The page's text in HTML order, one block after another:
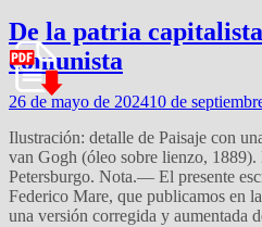
De la patria
comunista
26 de mayo de 202410 de
Ilustración: detalle de Paisaje con
van Gogh (óleo sobre lienzo,
Petersburgo. Nota.— El presente
Federico Mare, que publicamos en
una versión corregida y aumentada